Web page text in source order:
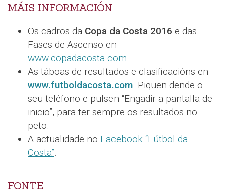
MÁIS INFORMACIÓN
Os cadros da Copa da Costa 2016 e das
Fases de Ascenso en
www.copadacosta.com.
As táboas de resultados e clasificacións en
www.futboldacosta.com. Piquen dende o
seu teléfono e pulsen “Engadir a pantalla de
inicio”, para ter sempre os resultados no
peto.
A actualidade no Facebook “Fútbol da
Costa”.
FONTE